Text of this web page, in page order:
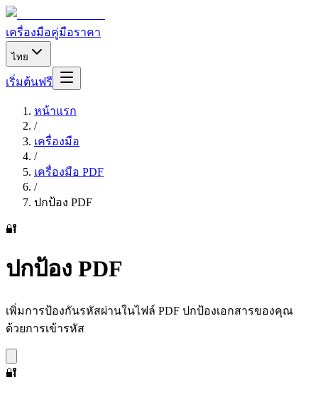
เครื่องมือคู่มือราคา
ไทย
เริ่มต้นฟรี
หน้าแรก
/
เครื่องมือ
/
เครื่องมือ PDF
/
ปกป้อง PDF
🔐
ปกป้อง PDF
เพิ่มการป้องกันรหัสผ่านในไฟล์ PDF ปกป้องเอกสารของคุณ
ด้วยการเข้ารหัส
🔐